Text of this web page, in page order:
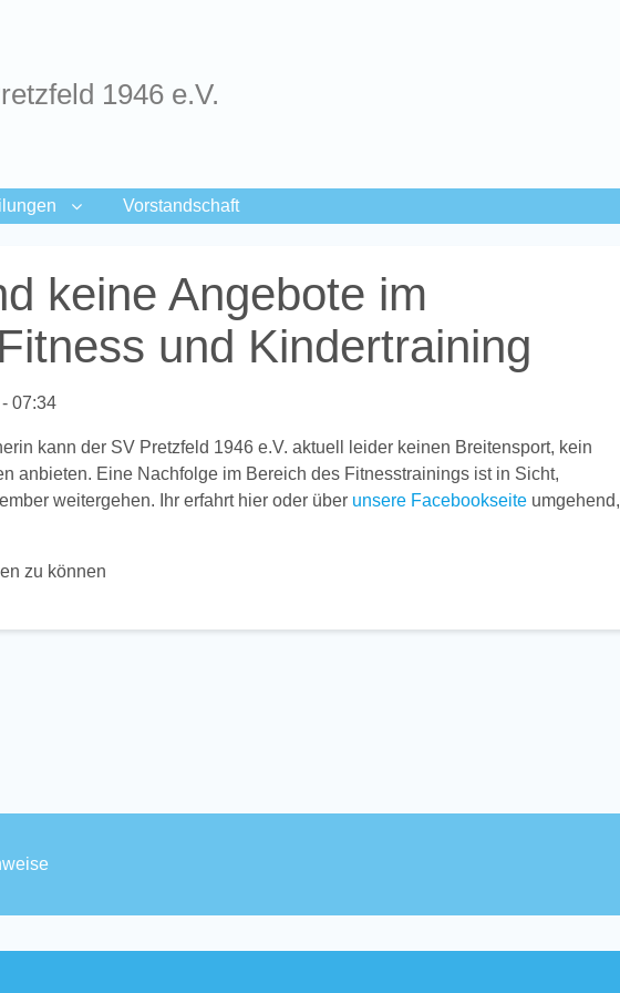
1946 e.V.
Vorstandschaft
keine Angebote im
und Kindertraining
07:34
kann der SV Pretzfeld 1946 e.V. aktuell leider keinen Breitensport, kein
anbieten. Eine Nachfolge im Bereich des Fitnesstrainings ist in Sicht,
weitergehen. Ihr erfahrt hier oder über unsere Facebookseite umgehend,
zu können